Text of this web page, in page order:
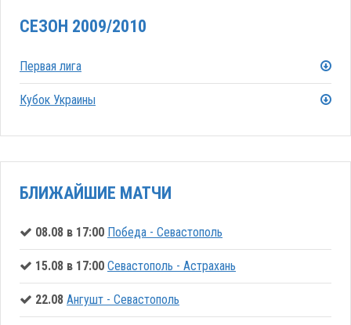
СЕЗОН 2009/2010
Первая лига
Кубок Украины
БЛИЖАЙШИЕ МАТЧИ
08.08 в 17:00 Победа - Севастополь
15.08 в 17:00 Севастополь - Астрахань
22.08 Ангушт - Севастополь